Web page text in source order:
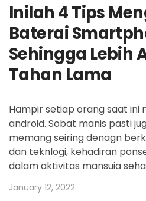
Inilah 4 Tips
Baterai
Sehingga Lebih
Tahan Lama
Hampir setiap orang saat ini
android. Sobat manis pasti
memang seiring denagn
dan teknlogi, kehadiran
dalam aktivitas mansuia
January 12, 2022